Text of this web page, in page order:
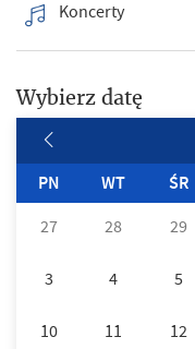
Koncerty
Wybierz datę
PN WT ŚR
27 28 29
3
4 5
10
11 12